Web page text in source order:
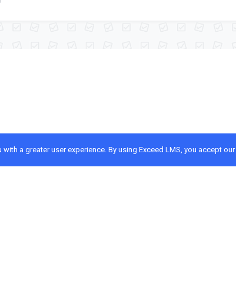
a greater user experience. By using Exceed LMS, you accept our